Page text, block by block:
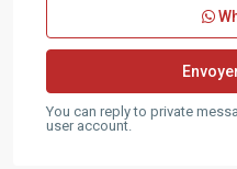
You can reply to private
user account.